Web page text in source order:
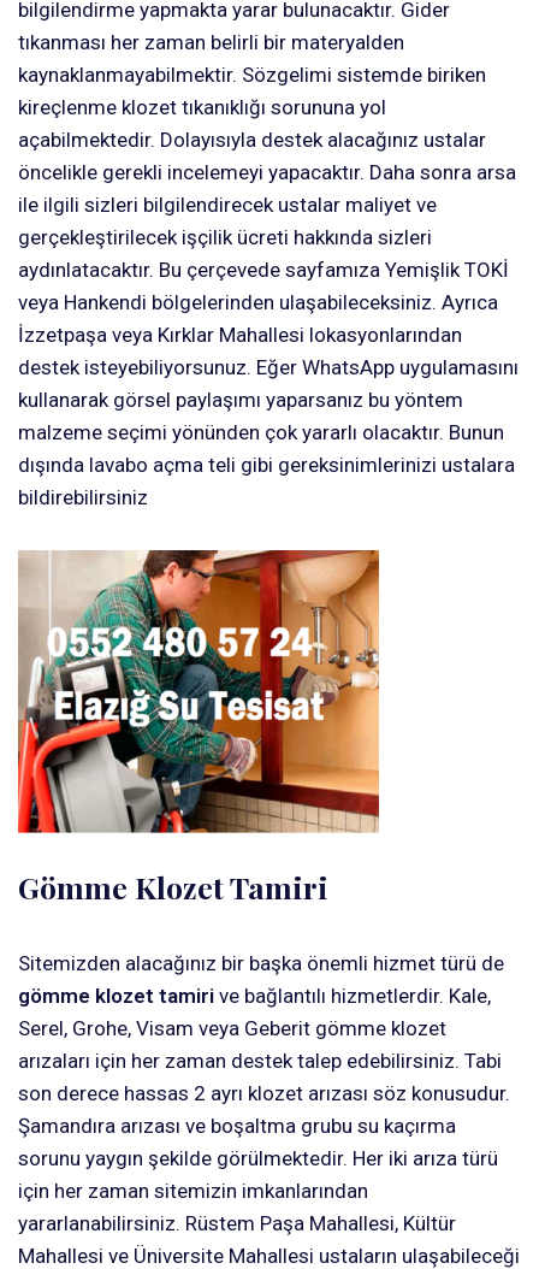
bilgilendirme yapmakta yarar bulunacaktır. Gider
tıkanması her zaman belirli bir materyalden
kaynaklanmayabilmektir. Sözgelimi sistemde biriken
kireçlenme klozet tıkanıklığı sorununa yol
açabilmektedir. Dolayısıyla destek alacağınız ustalar
öncelikle gerekli incelemeyi yapacaktır. Daha sonra arsa
ile ilgili sizleri bilgilendirecek ustalar maliyet ve
gerçekleştirilecek işçilik ücreti hakkında sizleri
aydınlatacaktır. Bu çerçevede sayfamıza Yemişlik TOKİ
veya Hankendi bölgelerinden ulaşabileceksiniz. Ayrıca
İzzetpaşa veya Kırklar Mahallesi lokasyonlarından
destek isteyebiliyorsunuz. Eğer WhatsApp uygulamasını
kullanarak görsel paylaşımı yaparsanız bu yöntem
malzeme seçimi yönünden çok yararlı olacaktır. Bunun
dışında lavabo açma teli gibi gereksinimlerinizi ustalara
bildirebilirsiniz
Gömme Klozet Tamiri
Sitemizden alacağınız bir başka önemli hizmet türü de
gömme klozet tamiri ve bağlantılı hizmetlerdir. Kale,
Serel, Grohe, Visam veya Geberit gömme klozet
arızaları için her zaman destek talep edebilirsiniz. Tabi
son derece hassas 2 ayrı klozet arızası söz konusudur.
Şamandıra arızası ve boşaltma grubu su kaçırma
sorunu yaygın şekilde görülmektedir. Her iki arıza türü
için her zaman sitemizin imkanlarından
yararlanabilirsiniz. Rüstem Paşa Mahallesi, Kültür
Mahallesi ve Üniversite Mahallesi ustaların ulaşabileceği